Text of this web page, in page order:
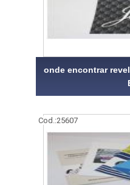
onde encontrar
Cod.:25607